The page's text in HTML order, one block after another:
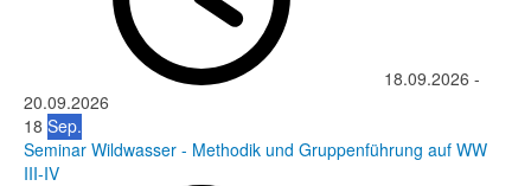
18.09.2026 -
20.09.2026
18 Sep.
Seminar Wildwasser - Methodik und Gruppenführung auf WW
III-IV